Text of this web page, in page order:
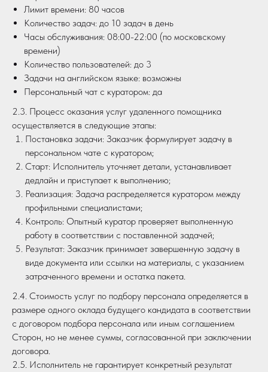
Лимит времени: 80 часов
Количество задач: до 10 задач в день
Часы обслуживания: 08:00-22:00 (по московскому
времени)
Количество пользователей: до 3
Задачи на английском языке: возможны
Персональный чат с куратором: да
2.3. Процесс оказания услуг удаленного помощника
осуществляется в следующие этапы:
Постановка задачи: Заказчик формулирует задачу в
персональном чате с куратором;
Старт: Исполнитель уточняет детали, устанавливает
дедлайн и приступает к выполнению;
Реализация: Задача распределяется куратором между
профильными специалистами;
Контроль: Опытный куратор проверяет выполненную
работу в соответствии с поставленной задачей;
Результат: Заказчик принимает завершенную задачу в
виде документа или ссылки на материалы, с указанием
затраченного времени и остатка пакета.
2.4. Стоимость услуг по подбору персонала определяется в
размере одного оклада будущего кандидата в соответствии
с договором подбора персонала или иным соглашением
Сторон, но не менее суммы, согласованной при заключении
договора.
2.5. Исполнитель не гарантирует конкретный результат